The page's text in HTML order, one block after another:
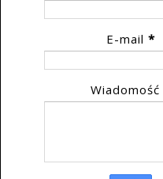
E-mail *
Wiadomość